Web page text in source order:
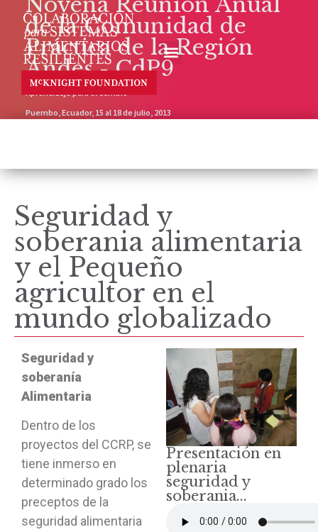
de la Comunidad de
Práctica de la Región
Andes - CdP9
Aprendizaje para el Cambio
Puembo, Ecuador, 15 al 18 de julio, 2013
Seguridad y
soberania alimentaria
y el Pequeño
agricultor en el
mundo globalizado
Seguridad y
soberanía
Alimentaria
Dentro de los
proyectos del CCRP, se
tiene inmerso en
determinado grado los
preceptos de la
seguridad alimentaria
Presentación en
plenaria
seguridad y
soberania...